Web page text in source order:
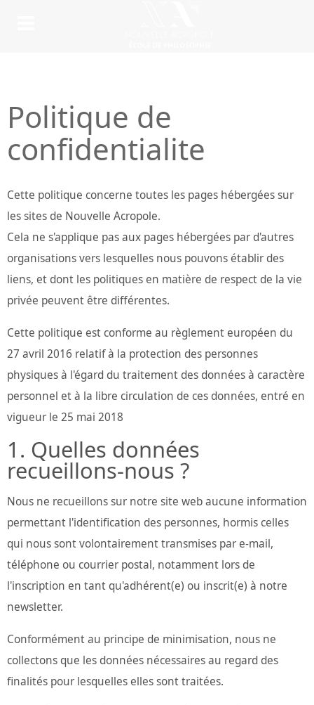
Politique de
confidentialite
Cette politique concerne toutes les pages hébergées sur
les sites de Nouvelle Acropole.
Cela ne s'applique pas aux pages hébergées par d'autres
organisations vers lesquelles nous pouvons établir des
liens, et dont les politiques en matière de respect de la vie
privée peuvent être différentes.
Cette politique est conforme au règlement européen du
27 avril 2016 relatif à la protection des personnes
physiques à l'égard du traitement des données à caractère
personnel et à la libre circulation de ces données, entré en
vigueur le 25 mai 2018
Quelles données
recueillons-nous ?
Nous ne recueillons sur notre site web aucune information
permettant l'identification des personnes, hormis celles
qui nous sont volontairement transmises par e-mail,
téléphone ou courrier postal, notamment lors de
l'inscription en tant qu'adhérent(e) ou inscrit(e) à notre
newsletter.
Conformément au principe de minimisation, nous ne
collectons que les données nécessaires au regard des
finalités pour lesquelles elles sont traitées.